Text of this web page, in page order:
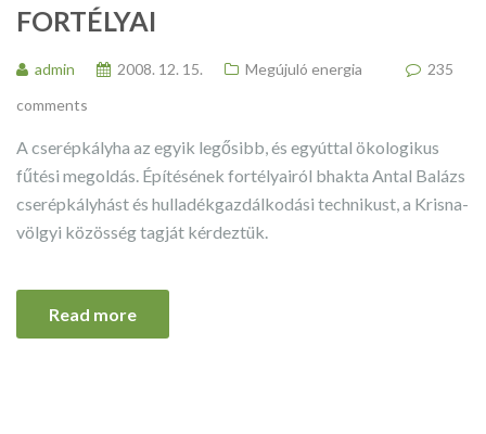
FORTÉLYAI
admin 2008. 12. 15. Megújuló energia
235
comments
A cserépkályha az egyik legősibb, és egyúttal ökologikus
fűtési megoldás. Építésének fortélyairól bhakta Antal Balázs
cserépkályhást és hulladékgazdálkodási technikust, a Krisna-
völgyi közösség tagját kérdeztük.
Read more